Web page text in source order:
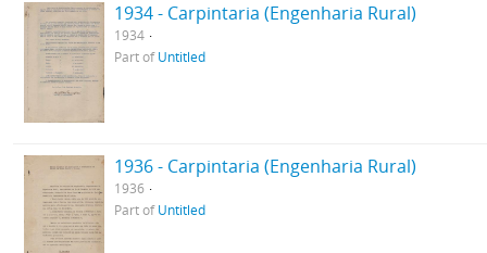
1934 - Carpintaria (Engenharia Rural)
1934
Part ofUntitled
1936 - Carpintaria (Engenharia Rural)
1936
Part ofUntitled